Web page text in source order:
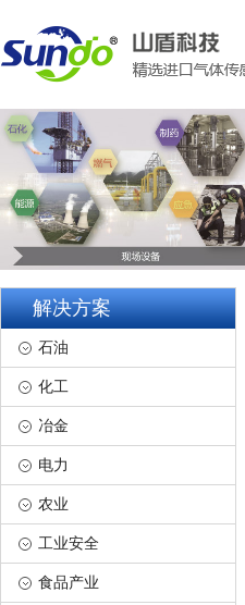
解决方案
石油
化工
冶金
电力
农业
工业安全
食品产业